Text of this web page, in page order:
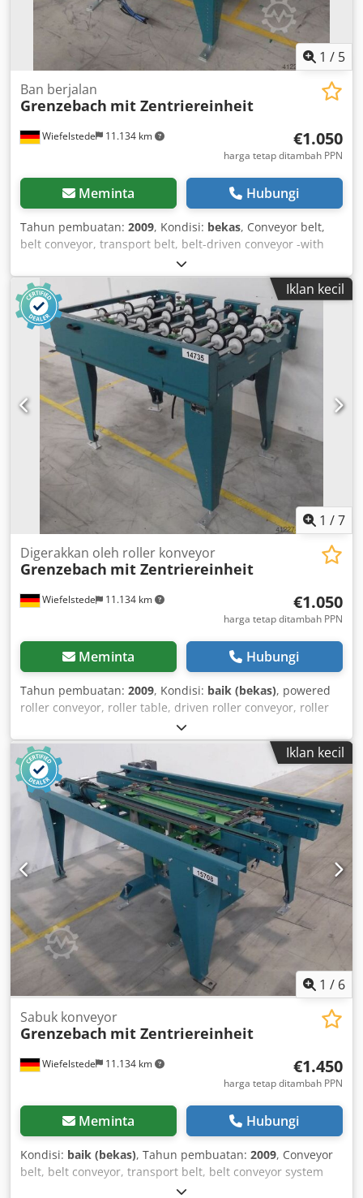
1 / 5
Wiefelstede 11.134 km
Ban berjalan
Grenzebach mit Zentriereinheit
€1.050
harga tetap ditambah PPN
Meminta Hubungi
Tahun pembuatan: 2009, Kondisi: bekas, Conveyor belt,
belt conveyor, transport belt, belt-driven conveyor -with
pneumatically driven centering unit Dcedpfx Aob A Tf Aja
Dok -belt width: 2 x 30 mm -width: adjustable -conveyor
length: 1450 mm -with frequency inverter in the gear
motor -drive: 0.075-0.37 kW -speed: 14-72 rpm -height:
adjustable -dimensions: 1580/1380/H1250 mm -weight:
approx. 300 kg
Iklan kecil
1 /7
Wiefelstede 11.134 km
Digerakkan oleh roller konveyor
Grenzebach mit Zentriereinheit
€1.050
harga tetap ditambah PPN
Meminta Hubungi
Tahun pembuatan: 2009, Kondisi: baik (bekas), powered
roller conveyor, roller table, driven roller conveyor, roller
track -with pneumatically powered centering unit -heavy-
duty design -electrically driven -equipped with frequency
inverter in the geared motor -drive power: 0.075–0.37 kW -
speed: 14–72 rpm -roller width: 820 mm -conveyor length:
1140 mm -roller diameter: 105 mm -rollers: rubber-coated
-shaft diameter: 25 mm -conveying height: adjustable,
1200 mm Dcedeb A I Hmjpfx Aa Dsk -driven: via belt -
dimensions: 1150/1140/H1200 mm -weight: 230 kg
Iklan kecil
1 / 6
Wiefelstede 11.134 km
Sabuk konveyor
Grenzebach mit Zentriereinheit
€1.450
harga tetap ditambah PPN
Meminta Hubungi
Kondisi: baik (bekas), Tahun pembuatan: 2009, Conveyor
belt, belt conveyor, transport belt, belt conveyor system
Djdpfsb A Nllex Aa Djck -with pneumatically driven